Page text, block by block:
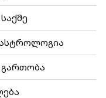
გართობა